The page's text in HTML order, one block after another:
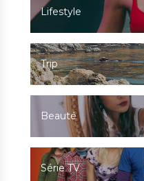
Lifestyle
Trip
Beauté
Série TV